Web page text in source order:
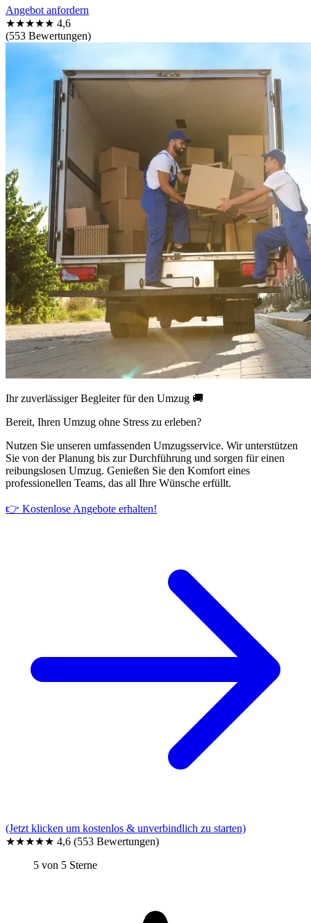
Angebot anfordern
★★★★★ 4,6
(553 Bewertungen)
Ihr zuverlässiger Begleiter für den Umzug 🚚
Bereit, Ihren Umzug ohne Stress zu erleben?
Nutzen Sie unseren umfassenden Umzugsservice. Wir unterstützen
Sie von der Planung bis zur Durchführung und sorgen für einen
reibungslosen Umzug. Genießen Sie den Komfort eines
professionellen Teams, das all Ihre Wünsche erfüllt.
👉 Kostenlose Angebote erhalten!
(Jetzt klicken um kostenlos & unverbindlich zu starten)
★★★★★ 4,6 (553 Bewertungen)
5 von 5 Sterne